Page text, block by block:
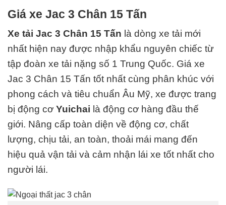
Giá xe Jac 3 Chân 15 Tấn
Xe tải Jac 3 Chân 15 Tấn là dòng xe tải mới
nhất hiện nay được nhập khẩu nguyên chiếc từ
tập đoàn xe tải nặng số 1 Trung Quốc. Giá xe
Jac 3 Chân 15 Tấn tốt nhất cùng phân khúc với
phong cách và tiêu chuẩn Âu Mỹ, xe được trang
bị động cơ Yuichai là động cơ hàng đầu thế
giới. Nâng cấp toàn diện về động cơ, chất
lượng, chịu tải, an toàn, thoải mái mang đến
hiệu quả vận tải và cảm nhận lái xe tốt nhất cho
người lái.